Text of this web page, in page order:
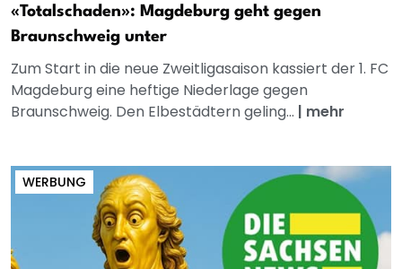
«Totalschaden»: Magdeburg geht gegen
Braunschweig unter
Zum Start in die neue Zweitligasaison kassiert der 1. FC
Magdeburg eine heftige Niederlage gegen
Braunschweig. Den Elbestädtern geling... | mehr
WERBUNG